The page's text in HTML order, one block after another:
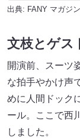
出典: FANY マガジン
文枝とゲス
開演前、スーツ
な拍手やかけ声
めに人間ドック
ール。ここで西
しました。